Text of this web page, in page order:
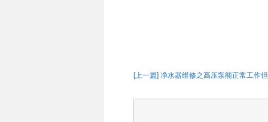
[上一篇] 净水器维修之高压泵能正常工作